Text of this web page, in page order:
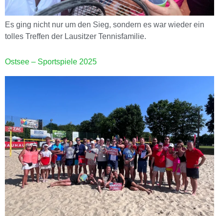
Es ging nicht nur um den Sieg, sondern es war wieder ein
tolles Treffen der Lausitzer Tennisfamilie.
Ostsee – Sportspiele 2025